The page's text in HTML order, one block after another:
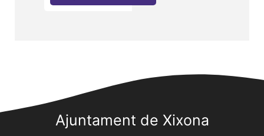
Ajuntament de Xixona